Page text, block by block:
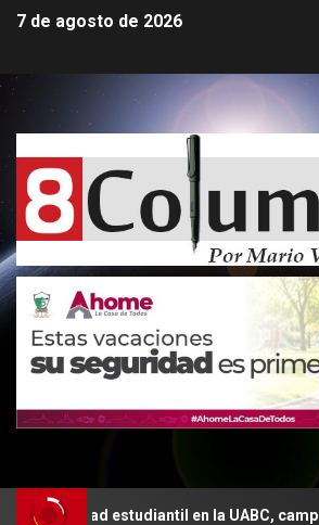
7 de agosto de 2026
estudiantil en la UABC, campus Mexicali.